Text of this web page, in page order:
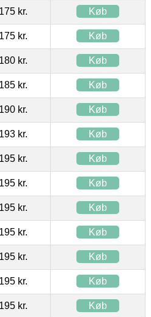
kr. Køb
kr. Køb
kr. Køb
kr. Køb
kr. Køb
kr. Køb
kr. Køb
kr. Køb
kr. Køb
kr. Køb
kr. Køb
kr. Køb
kr. Køb